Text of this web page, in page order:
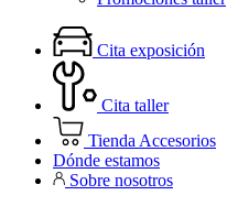
Cita exposición
Cita taller
Tienda Accesorios
Dónde estamos
Sobre nosotros